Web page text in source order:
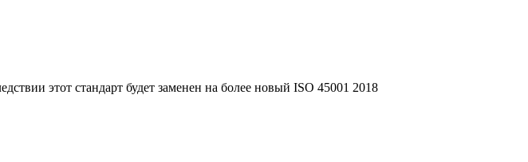
этот стандарт будет заменен на более новый ISO 45001 2018